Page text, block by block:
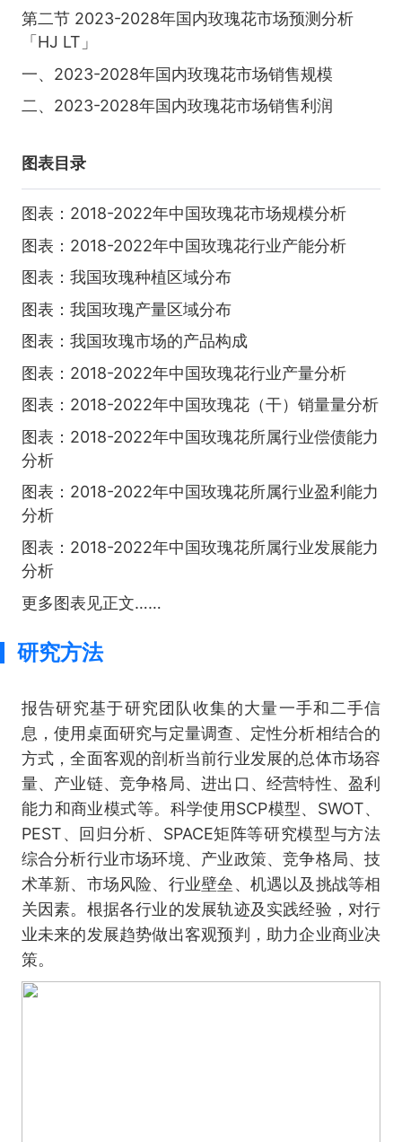
第二节 2023-2028年国内玫瑰花市场预测分析
「HJ LT」
一、2023-2028年国内玫瑰花市场销售规模
二、2023-2028年国内玫瑰花市场销售利润
图表目录
图表：2018-2022年中国玫瑰花市场规模分析
图表：2018-2022年中国玫瑰花行业产能分析
图表：我国玫瑰种植区域分布
图表：我国玫瑰产量区域分布
图表：我国玫瑰市场的产品构成
图表：2018-2022年中国玫瑰花行业产量分析
图表：2018-2022年中国玫瑰花（干）销量量分析
图表：2018-2022年中国玫瑰花所属行业偿债能力
分析
图表：2018-2022年中国玫瑰花所属行业盈利能力
分析
图表：2018-2022年中国玫瑰花所属行业发展能力
分析
更多图表见正文……
研究方法
报告研究基于研究团队收集的大量一手和二手信
息，使用桌面研究与定量调查、定性分析相结合的
方式，全面客观的剖析当前行业发展的总体市场容
量、产业链、竞争格局、进出口、经营特性、盈利
能力和商业模式等。科学使用SCP模型、SWOT、
PEST、回归分析、SPACE矩阵等研究模型与方法
综合分析行业市场环境、产业政策、竞争格局、技
术革新、市场风险、行业壁垒、机遇以及挑战等相
关因素。根据各行业的发展轨迹及实践经验，对行
业未来的发展趋势做出客观预判，助力企业商业决
策。